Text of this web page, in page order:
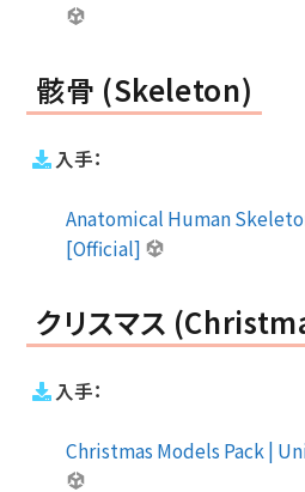
骸骨 (Skeleton)
入手：
Anatomical Human
[Official]
クリスマス
入手：
Christmas Models Pack |